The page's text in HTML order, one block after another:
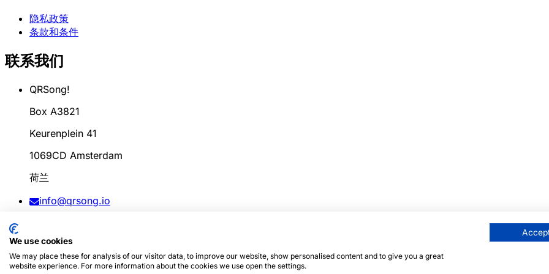
隐私政策
条款和条件
联系我们
QRSong!
Box A3821
Keurenplein 41
1069CD Amsterdam
荷兰
info@qrsong.io
增值税: 8689.27.764.B.01
We use cookies
We may place these for analysis of our visitor data, to improve our website, show personalised content and to give you a great
website experience. For more information about the cookies we use open the settings.